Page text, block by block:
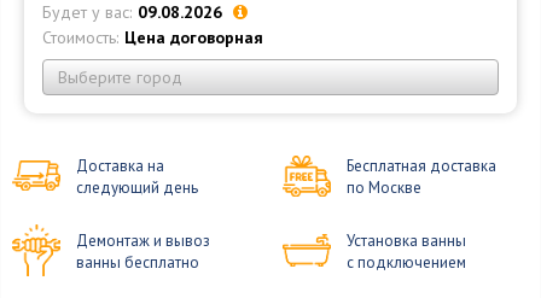
Будет у вас: 09.08.2026
Стоимость: Цена договорная
Выберите город
Доставка на
следующий день
Бесплатная доставка
по Москве
Демонтаж и вывоз
ванны бесплатно
Установка ванны
с подключением